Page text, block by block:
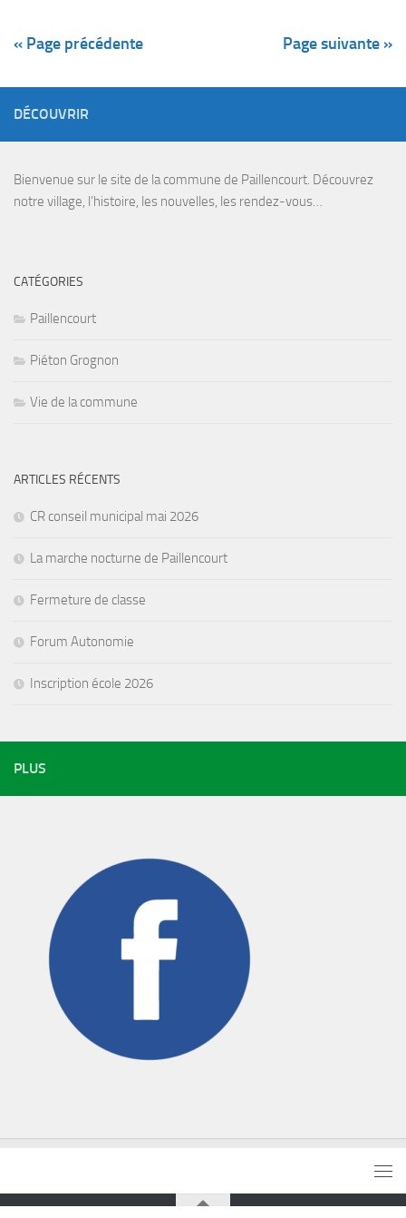
« Page précédente Page suivante »
DÉCOUVRIR
Bienvenue sur le site de la commune de Paillencourt. Découvrez
notre village, l’histoire, les nouvelles, les rendez-vous…
CATÉGORIES
Paillencourt
Piéton Grognon
Vie de la commune
ARTICLES RÉCENTS
CR conseil municipal mai 2026
La marche nocturne de Paillencourt
Fermeture de classe
Forum Autonomie
Inscription école 2026
PLUS